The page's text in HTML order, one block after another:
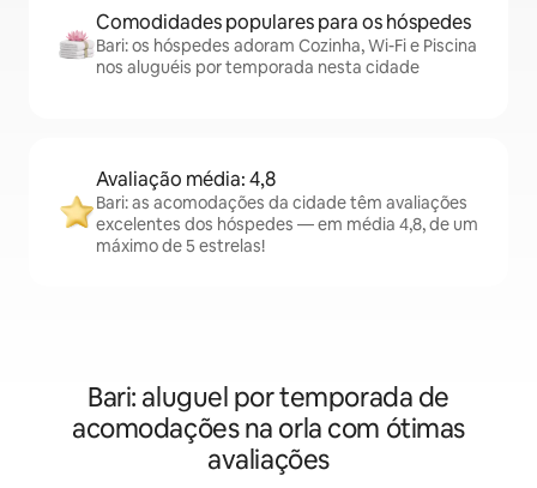
Comodidades populares para os hóspedes
Bari: os hóspedes adoram Cozinha, Wi-Fi e Piscina
nos aluguéis por temporada nesta cidade
Avaliação média: 4,8
Bari: as acomodações da cidade têm avaliações
excelentes dos hóspedes — em média 4,8, de um
máximo de 5 estrelas!
Bari: aluguel por temporada de
acomodações na orla com ótimas
avaliações